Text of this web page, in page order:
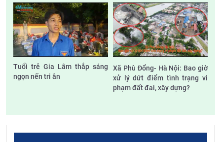
Tuổi trẻ Gia Lâm thắp sáng
ngọn nến tri ân
Xã Phù Đổng- Hà Nội: Bao giờ
xử lý dứt điểm tình trạng vi
phạm đất đai, xây dựng?